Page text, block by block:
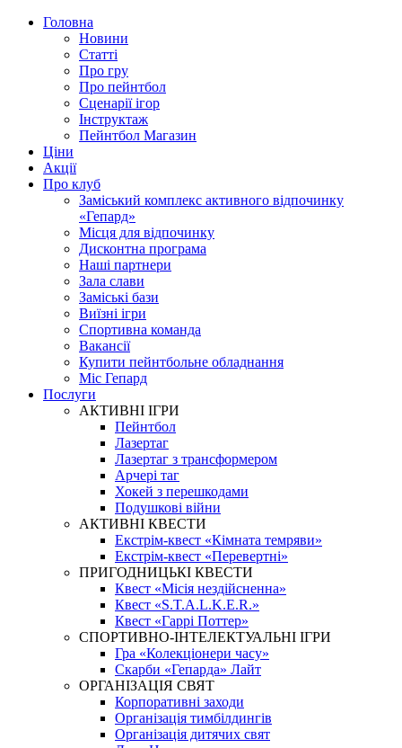
Головна
Новини
Статті
Про гру
Про пейнтбол
Сценарії ігор
Інструктаж
Пейнтбол Магазин
Ціни
Акції
Про клуб
Заміський комплекс активного відпочинку
«Гепард»
Місця для відпочинку
Дисконтна програма
Наші партнери
Зала слави
Заміські бази
Виїзні ігри
Спортивна команда
Вакансії
Купити пейнтбольне обладнання
Міс Гепард
Послуги
АКТИВНІ ІГРИ
Пейнтбол
Лазертаг
Лазертаг з трансформером
Арчері таг
Хокей з перешкодами
Подушкові війни
АКТИВНІ КВЕСТИ
Екстрім-квест «Кімната темряви»
Екстрім-квест «Перевертні»
ПРИГОДНИЦЬКІ КВЕСТИ
Квест «Місія нездійсненна»
Квест «S.T.A.L.K.E.R.»
Квест «Гаррі Поттер»
СПОРТИВНО-ІНТЕЛЕКТУАЛЬНІ ІГРИ
Гра «Колекціонери часу»
Скарби «Гепарда» Лайт
ОРГАНІЗАЦІЯ СВЯТ
Корпоративні заходи
Організація тимбілдингів
Організація дитячих свят